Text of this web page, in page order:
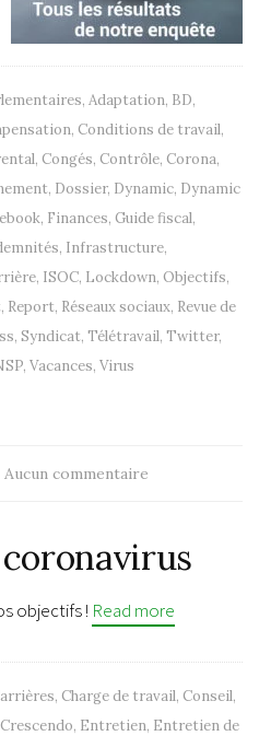
, Adaptation, BD,
, Conditions de travail,
, Congés, Contrôle, Corona,
, Dossier, Dynamic, Dynamic
, Finances, Guide fiscal,
, Infrastructure,
, ISOC, Lockdown, Objectifs,
, Report, Réseaux sociaux, Revue de
, Syndicat, Télétravail, Twitter,
, Vacances, Virus
Aucun commentaire
objectifs ! Read more
, Charge de travail, Conseil,
Crescendo, Entretien, Entretien de